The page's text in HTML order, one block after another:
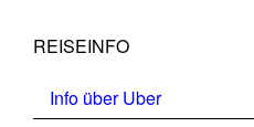
REISEINFO
Info über Uber